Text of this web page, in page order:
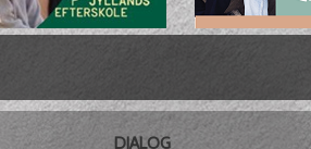
DIALOG